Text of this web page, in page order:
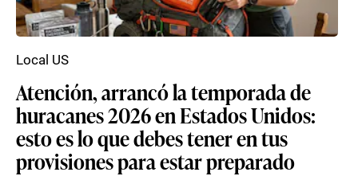
Atención, arrancó la temporada de
huracanes 2026 en Estados Unidos:
esto es lo que debes tener en tus
provisiones para estar preparado
Local US